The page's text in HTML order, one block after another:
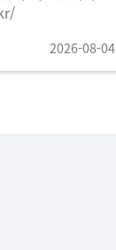
2026-08-04